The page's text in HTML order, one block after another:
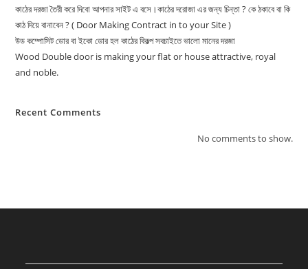
কাঠের দরজা তৈরী করে দিবো আপনার সাইট এ বসে।কাঠের দরোজা এর জন্য চিন্তা ? কে ঠকাবে বা কি
কাঠ দিয়ে বানাবেন ? ( Door Making Contract in to your Site )
উড কম্পোসিট ডোর বা ইকো ডোর হল কাঠের বিকল্প সবচাইতে ভালো মানের দরজা
Wood Double door is making your flat or house attractive, royal
and noble.
Recent Comments
No comments to show.